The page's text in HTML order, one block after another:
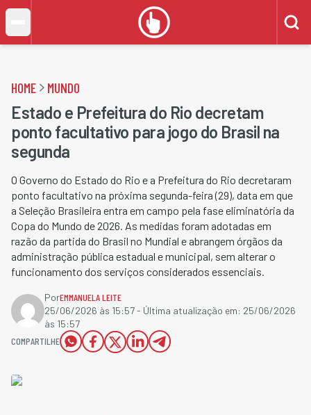
HOME MUNDO
Estado e Prefeitura do Rio decretam
ponto facultativo para jogo do Brasil na
segunda
O Governo do Estado do Rio e a Prefeitura do Rio decretaram
ponto facultativo na próxima segunda-feira (29), data em que
a Seleção Brasileira entra em campo pela fase eliminatória da
Copa do Mundo de 2026. As medidas foram adotadas em
razão da partida do Brasil no Mundial e abrangem órgãos da
administração pública estadual e municipal, sem alterar o
funcionamento dos serviços considerados essenciais.
PorEMMANUELA LEITE
25/06/2026 às 15:57- Última atualização em: 25/06/2026
às 15:57
COMPARTILHE